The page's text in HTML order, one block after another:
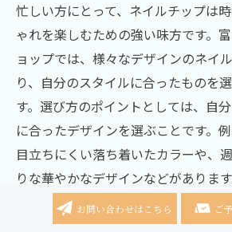
忙しい方にとって、ネイルチップは
ゃれを楽しむための強い味方です。
ョップでは、様々なデザインのネイ
り、自分のスタイルに合ったものを
す。選び方のポイントとしては、自
に合ったデザインを選ぶことです。例
目立ちにくい落ち着いたカラーや、
りな華やかなデザインなどがありま
すいものや、自爪に優しい素材を選
にも安心して楽しむことができます
お問い合わせはこちら ご